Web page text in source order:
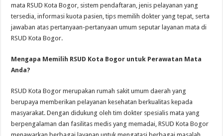
mata RSUD Kota Bogor, sistem pendaftaran, jenis pelayanan yang
tersedia, informasi kuota pasien, tips memilih dokter yang tepat, serta
jawaban atas pertanyaan-pertanyaan umum seputar layanan mata di
RSUD Kota Bogor.
Mengapa Memilih RSUD Kota Bogor untuk Perawatan Mata
Anda?
RSUD Kota Bogor merupakan rumah sakit umum daerah yang
berupaya memberikan pelayanan kesehatan berkualitas kepada
masyarakat. Dengan didukung oleh tim dokter spesialis mata yang
berpengalaman dan fasilitas medis yang memadai, RSUD Kota Bogor